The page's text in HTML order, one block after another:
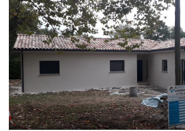
Nos prestations